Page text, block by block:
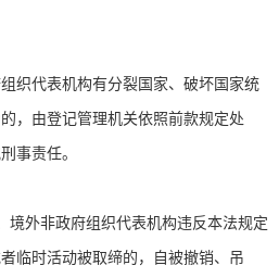
织代表机构有分裂国家、破坏国家统
，由登记管理机关依照前款规定处
事责任。
外非政府组织代表机构违反本法规定
临时活动被取缔的，自被撤销、吊